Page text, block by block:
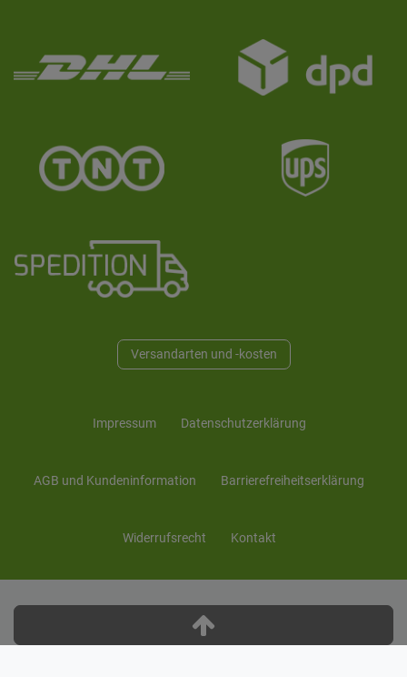
Versandarten und -kosten
Impressum Daten­schutz­erklärung
AGB und Kunden­information Barrierefreiheitserklärung
Widerrufs­recht Kontakt